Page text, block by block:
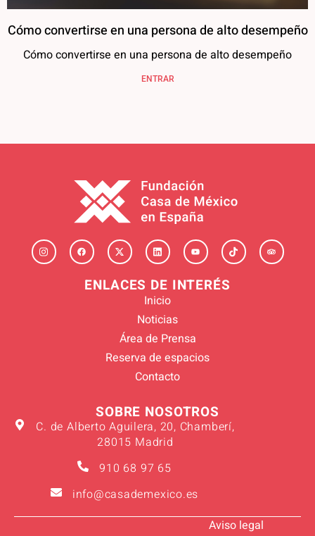
Cómo convertirse en una persona de alto desempeño
Cómo convertirse en una persona de alto desempeño
ENTRAR
ENLACES DE INTERÉS
Inicio
Noticias
Área de Prensa
Reserva de espacios
Contacto
SOBRE NOSOTROS
C. de Alberto Aguilera, 20, Chamberí,
28015 Madrid
910 68 97 65
info@casademexico.es
Aviso legal